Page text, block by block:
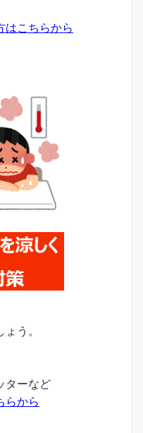
はこちらから
う。
ターなど
らから